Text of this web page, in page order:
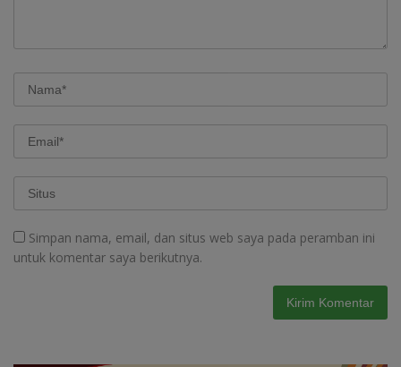
Simpan nama, email, dan situs web saya pada peramban ini
untuk komentar saya berikutnya.